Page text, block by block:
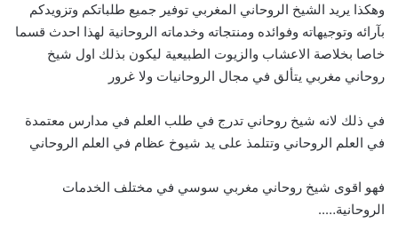
وهكذا يريد الشيخ الروحاني المغربي توفير جميع طلباتكم وتزويدكم
بآرائه وتوجيهاته وفوائده ومنتجاته وخدماته الروحانية لهذا احدث قسما
خاصا بخلاصة الاعشاب والزيوت الطبيعية ليكون بذلك اول شيخ
روحاني مغربي يتألق في مجال الروحانيات ولا غرور
في ذلك لانه شيخ روحاني تدرج في طلب العلم في مدارس معتمدة
في العلم الروحاني وتتلمذ على يد شيوخ عظام في العلم الروحاني
فهو اقوى شيخ روحاني مغربي سوسي في مختلف الخدمات
الروحانية…..